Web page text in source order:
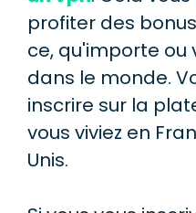
profiter des
ce, qu'importe ou
dans le monde.
inscrire sur la
vous viviez en
Unis.